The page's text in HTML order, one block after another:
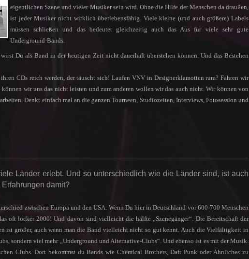
eigentlichen Szene und vieler Musiker sein wird. Ohne die Hilfe der Menschen da draußen,
ist jeder Musiker nicht wirklich überlebensfähig. Viele kleine (und auch größere) Labels
müssen schließen und das bedeutet gleichzeitig auch das Aus für viele sehr gute
Underground-Bands.
Du als Band in der heutigen Zeit nicht dauerhaft überstehen können. Und das Bestehen
CDs reich werden, der täuscht sich! Laufen VNV in Designerklamotten rum? Fahren wir
wir uns das nicht leisten und zum anderen wollen wir das auch nicht. Wir können von
Denkt einfach mal an die ganzen Tourneen, Studiozeiten, Interviews, Fotosession und
Länder erlebt. Und so unterschiedlich wie die Länder sind, ist auch
damit?
zwischen Europa und den USA. Wenn Du hier in Deutschland vor 600-700 Menschen
oft locker 2000! Und davon sind vielleicht die hälfte „Szenegänger“. Die Bereitschaft der
ist größer, auch wenn man die Band vielleicht nicht so gut kennt. Auch die Vielfältigkeit in
sondern viel mehr „Underground und Alternative-Clubs“. Und ebenso ist es mit der Musik.
Clubs. Dort bekommst du Bands wie Chemical Brothers, Daft Punk oder Ähnliches zu